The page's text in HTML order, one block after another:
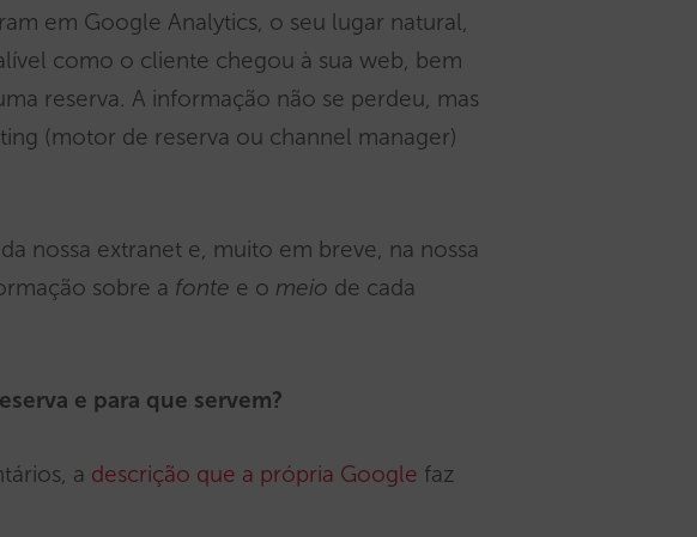
em Google Analytics, o seu lugar natural,
como o cliente chegou à sua web, bem
reserva. A informação não se perdeu, mas
(motor de reserva ou channel manager)
nossa extranet e, muito em breve, na nossa
sobre a fonte e o meio de cada
e para que servem?
a descrição que a própria Google faz